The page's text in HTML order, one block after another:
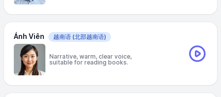
Ánh Viên 越南语 (北部越南语)
Narrative, warm, clear voice,
suitable for reading books.